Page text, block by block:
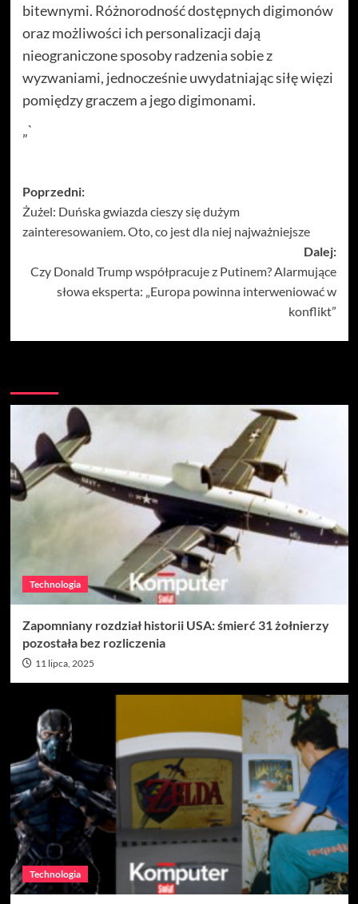
bitewnymi. Różnorodność dostępnych digimonów
oraz możliwości ich personalizacji dają
nieograniczone sposoby radzenia sobie z
wyzwaniami, jednocześnie uwydatniając siłę więzi
pomiędzy graczem a jego digimonami.
„`
Zobacz
wpisy
Poprzedni:
Żużel: Duńska gwiazda cieszy się dużym
zainteresowaniem. Oto, co jest dla niej najważniejsze
Dalej:
Czy Donald Trump współpracuje z Putinem? Alarmujące
słowa eksperta: „Europa powinna interweniować w
konflikt”
Technologia
Zapomniany rozdział historii USA: śmierć 31 żołnierzy
pozostała bez rozliczenia
11 lipca, 2025
Technologia